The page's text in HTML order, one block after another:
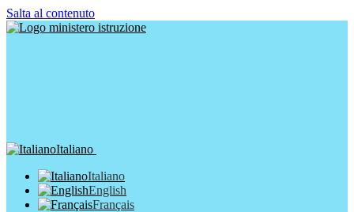
Salta al contenuto
Italiano
Italiano
English
Français